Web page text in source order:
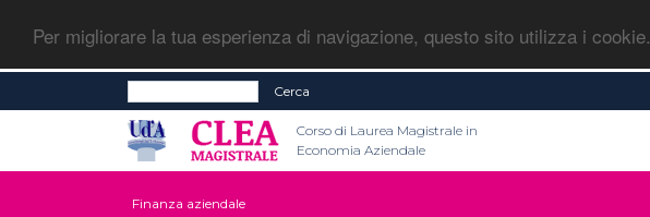
Per migliorare la tua esperienza di navigazione, questo sito utilizza i cookie.
Cerca
Corso di Laurea Magistrale in
Economia Aziendale
Finanza aziendale